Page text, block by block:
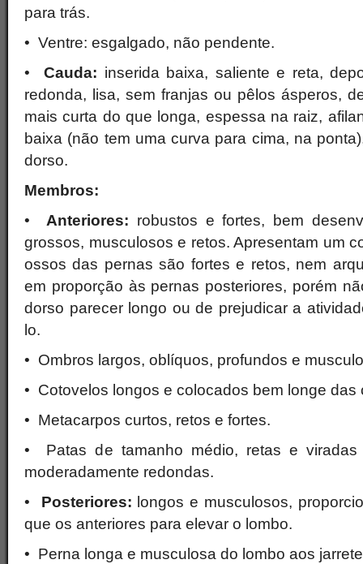
para trás.
• Ventre: esgalgado, não pendente.
•Cauda: inserida baixa, saliente e reta,
redonda, lisa, sem franjas ou pêlos ásperos,
mais curta do que longa, espessa na raiz,
baixa (não tem uma curva para cima, na
dorso.
Membros:
• Anteriores: robustos e fortes, bem
grossos, musculosos e retos. Apresentam um
ossos das pernas são fortes e retos, nem
em proporção às pernas posteriores, porém
dorso parecer longo ou de prejudicar a
lo.
• Ombros largos, oblíquos, profundos e
• Cotovelos longos e colocados bem longe das
• Metacarpos curtos, retos e fortes.
• Patas de tamanho médio, retas e viradas
moderadamente redondas.
• Posteriores: longos e musculosos,
que os anteriores para elevar o lombo.
• Perna longa e musculosa do lombo aos